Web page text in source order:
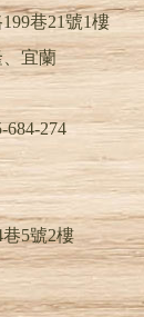
巷21號1樓
宜蘭
684-274
5號2樓